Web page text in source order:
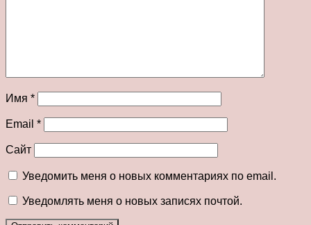
Имя *
Email *
Сайт
Уведомить меня о новых комментариях по email.
Уведомлять меня о новых записях почтой.